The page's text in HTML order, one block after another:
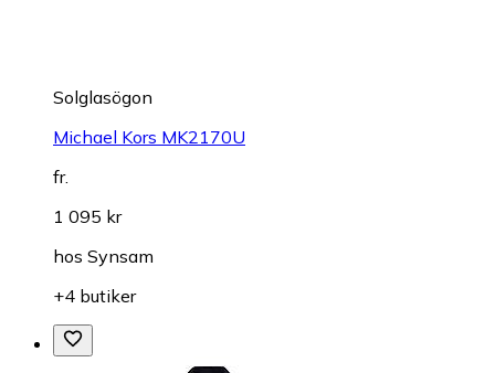
Solglasögon
Michael Kors MK2170U
fr.
1 095 kr
hos Synsam
+4 butiker